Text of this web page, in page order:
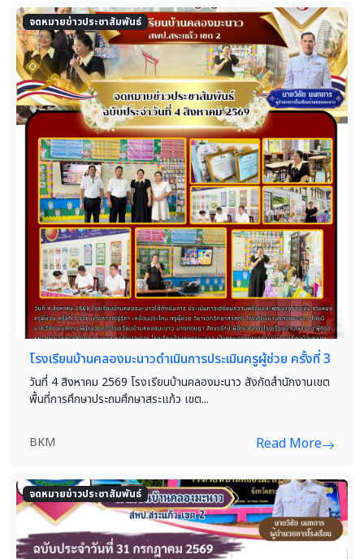
จดหมายข่าวประชาสัมพันธ์
โรงเรียนบ้านคลองมะนาวดำเนินการประเมินครูผู้ช่วย ครั้งที่ 3
วันที่ 4 สิงหาคม 2569 โรงเรียนบ้านคลองมะนาว สังกัดสำนักงานเขต
พื้นที่การศึกษาประถมศึกษาสระแก้ว เขต...
BKM Read More
จดหมายข่าวประชาสัมพันธ์